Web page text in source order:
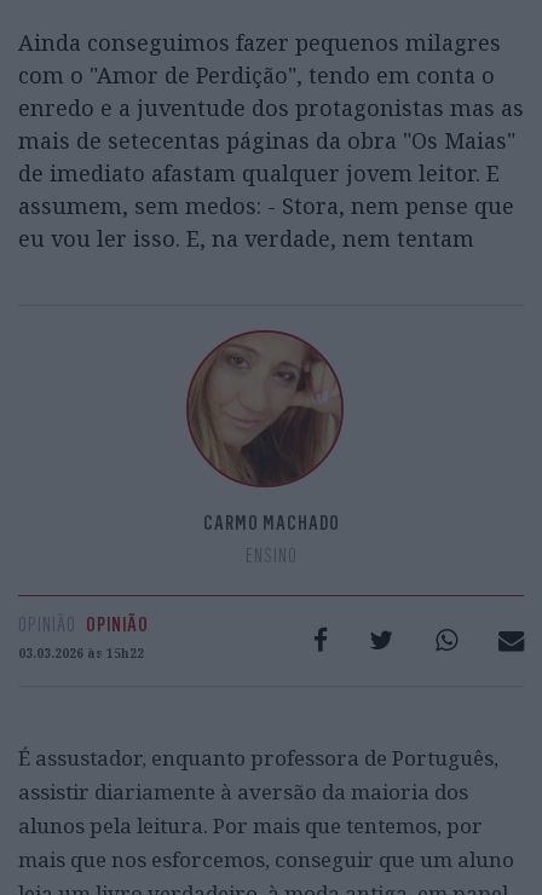
Ainda conseguimos fazer pequenos milagres
com o "Amor de Perdição", tendo em conta o
enredo e a juventude dos protagonistas mas as
mais de setecentas páginas da obra "Os Maias"
de imediato afastam qualquer jovem leitor. E
assumem, sem medos: - Stora, nem pense que
eu vou ler isso. E, na verdade, nem tentam
CARMO MACHADO
ENSINO
OPINIÃO OPINIÃO
03.03.2026 às 15h22
É assustador, enquanto professora de Português,
assistir diariamente à aversão da maioria dos
alunos pela leitura. Por mais que tentemos, por
mais que nos esforcemos, conseguir que um aluno